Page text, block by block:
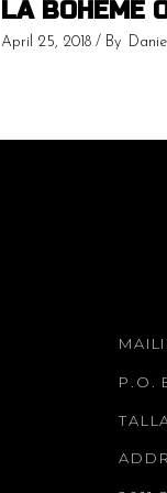
LA BOHEME
April 25, 2018 By
P.O.